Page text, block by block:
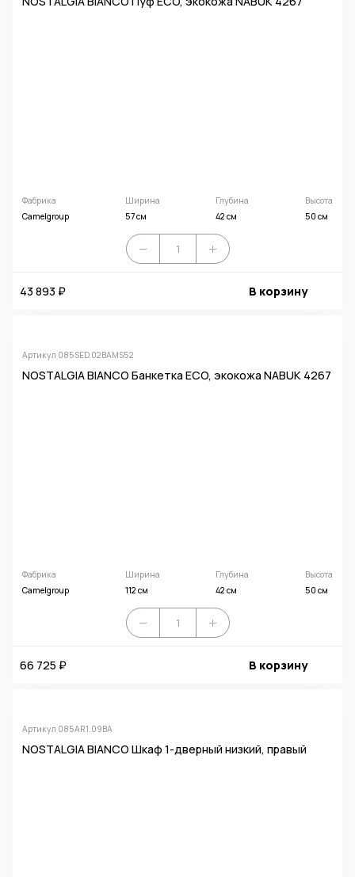
Фабрика
Camelgroup
Ширина
57 см
Глубина
42 см
Высота
50 см
43 893 ₽ В корзину
Артикул 085SED.02BAMS52
NOSTALGIA BIANCO Банкетка ECO, экокожа NABUK 4267
Фабрика
Camelgroup
Ширина
112 см
Глубина
42 см
Высота
50 см
66 725 ₽ В корзину
Артикул 085AR1.09BA
NOSTALGIA BIANCO Шкаф 1-дверный низкий, правый